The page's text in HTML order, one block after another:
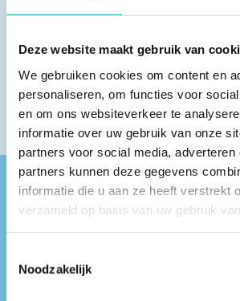
Deze website maakt gebruik van
We gebruiken cookies om content en
personaliseren, om functies voor
en om ons websiteverkeer te
informatie over uw gebruik van onze
partners voor social media, adverteren
partners kunnen deze gegevens
informatie die u aan ze heeft verstrekt
verzameld op basis van uw gebruik
Noodzakelijk
Vind een VLR-vakbedrijf bij jou